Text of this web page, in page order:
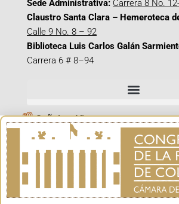
Sede Administrativa: Carrera 8 No.
Claustro Santa Clara – Hemeroteca
Calle 9 No. 8 – 92
Biblioteca Luis Carlos Galán
Carrera 6 # 8–94
Señal en Vivo
Facebook_@CamaraColombia
Instagram_@CamaraColombia
X_@CamaraColombia
Youtube_@CamaraColombia